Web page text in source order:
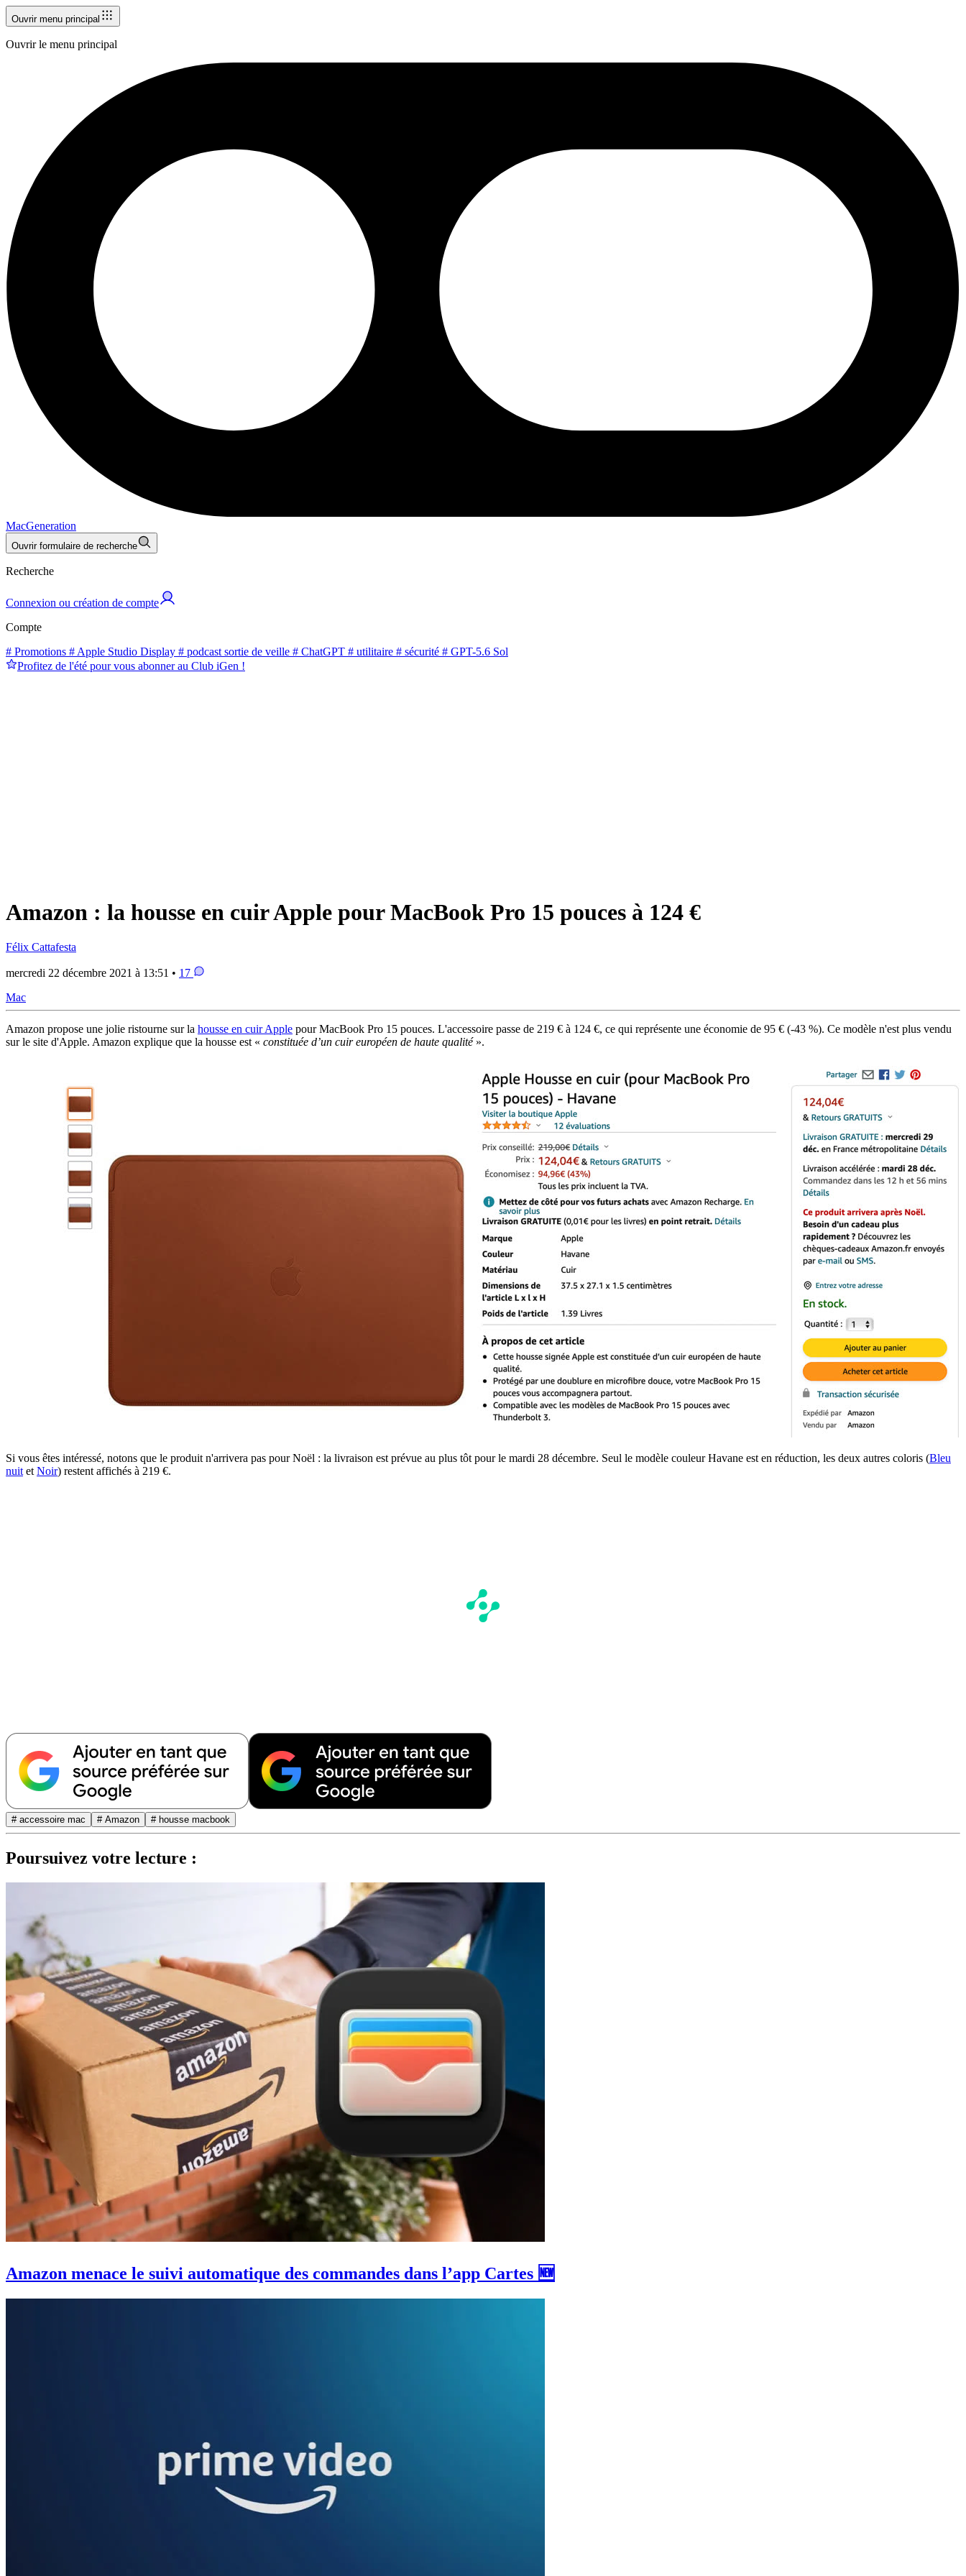
Ouvrir menu principal
Ouvrir le menu principal
MacGeneration
Ouvrir formulaire de recherche
Recherche
Connexion ou création de compte
Compte
# Promotions # Apple Studio Display # podcast sortie de veille # ChatGPT # utilitaire # sécurité # GPT-5.6 Sol
Profitez de l'été pour vous abonner au Club iGen !
Amazon : la housse en cuir Apple pour MacBook Pro 15 pouces à 124 €
Félix Cattafesta
mercredi 22 décembre 2021 à 13:51 • 17
Mac
Amazon propose une jolie ristourne sur la housse en cuir Apple pour MacBook Pro 15 pouces. L'accessoire passe de 219 € à 124 €, ce qui représente une économie de 95 € (-43 %). Ce modèle n'est plus vendu
sur le site d'Apple. Amazon explique que la housse est « constituée d’un cuir européen de haute qualité».
Si vous êtes intéressé, notons que le produit n'arrivera pas pour Noël : la livraison est prévue au plus tôt pour le mardi 28 décembre. Seul le modèle couleur Havane est en réduction, les deux autres coloris (Bleu
nuit et Noir) restent affichés à 219 €.
# accessoire mac # Amazon # housse macbook
Poursuivez votre lecture :
Amazon menace le suivi automatique des commandes dans l’app Cartes 🆕